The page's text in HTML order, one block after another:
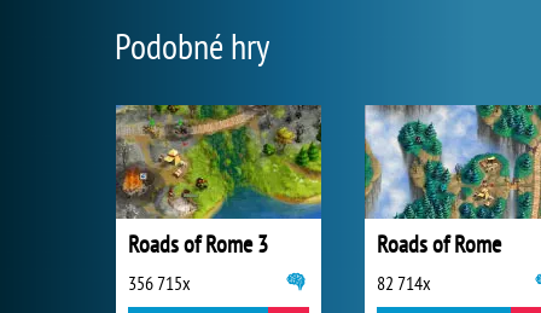
Podobné hry
Roads of Rome 3
356 715x
Roads of Rome
82 714x